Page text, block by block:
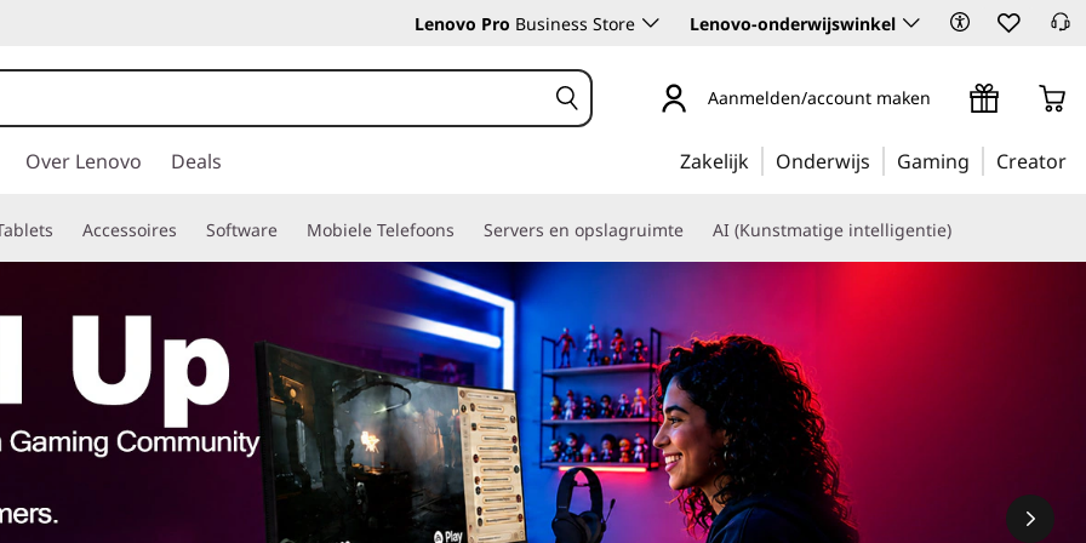
Lenovo Pro Business Store Lenovo-onderwijswinkel
Aanmelden/account maken
Over Lenovo Deals Zakelijk Onderwijs Gaming Creator
Accessoires Software Mobiele Telefoons Servers en opslagruimte AI (Kunstmatige intelligentie)